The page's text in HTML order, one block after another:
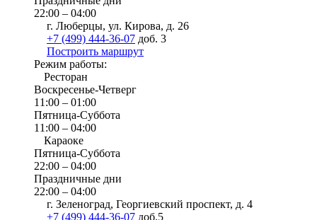
22:00 – 04:00
г. Люберцы, ул. Кирова, д. 26
+7 (499) 444-36-07 доб. 3
Построить маршрут
Режим работы:
Ресторан
Воскресенье-Четверг
11:00 – 01:00
Пятница-Суббота
11:00 – 04:00
Караоке
Пятница-Суббота
22:00 – 04:00
Праздничные дни
22:00 – 04:00
г. Зеленоград, Георгиевский проспект, д. 4
+7 (499) 444-36-07 доб.5